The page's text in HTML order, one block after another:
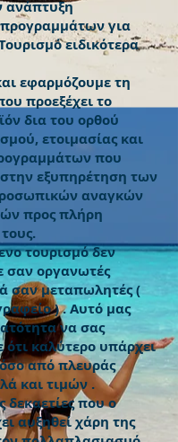
ανάπτυξη
για
ειδικότερα
εφαρμόζουμε τη
προεξέχει το
δια του ορθού
ετοιμασίας και
που
εξυπηρέτηση των
αναγκών
προς πλήρη
τουρισμό δεν
σαν οργανωτές
σαν μεταπωλητές (
) . Αυτό μας
να σας
καλύτερο υπάρχει
από πλευράς
και τιμών .
δεκαετίες που ο
αυξηθεί χάρη της